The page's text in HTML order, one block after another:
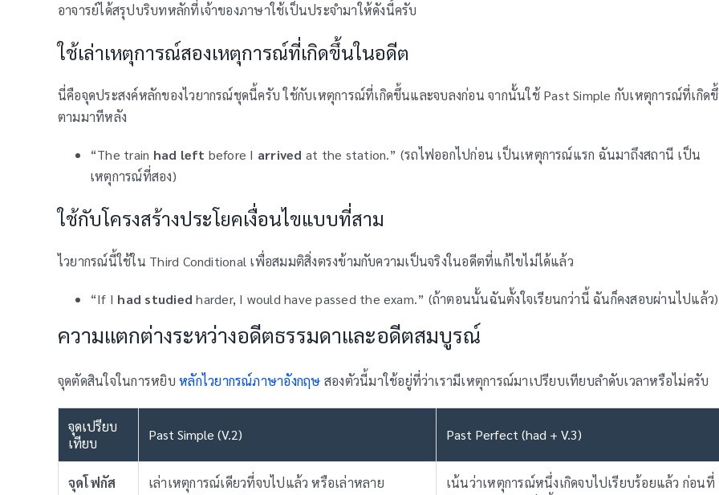
อาจารย์ได้สรุปบริบทหลักที่เจ้าของภาษาใช้เป็นประจำมาให้ดังนี้ครับ
ใช้เล่าเหตุการณ์สองเหตุการณ์ที่เกิดขึ้นในอดีต
นี่คือจุดประสงค์หลักของไวยากรณ์ชุดนี้ครับ ใช้กับเหตุการณ์ที่เกิดขึ้นและจบลงก่อน จากนั้นใช้ Past Simple กับเหตุการณ์ที่เกิด
ตามมาทีหลัง
“The train had left before I arrived at the station.” (รถไฟออกไปก่อน เป็นเหตุการณ์แรก ฉันมาถึงสถานี เป็น
เหตุการณ์ที่สอง)
ใช้กับโครงสร้างประโยคเงื่อนไขแบบที่สาม
ไวยากรณ์นี้ใช้ใน Third Conditional เพื่อสมมติสิ่งตรงข้ามกับความเป็นจริงในอดีตที่แก้ไขไม่ได้แล้ว
“If I had studied harder, I would have passed the exam.” (ถ้าตอนนั้นฉันตั้งใจเรียนกว่านี้ ฉันก็คงสอบผ่านไปแล้ว)
ความแตกต่างระหว่างอดีตธรรมดาและอดีตสมบูรณ์
จุดตัดสินใจในการหยิบหลักไวยากรณ์ภาษาอังกฤษ สองตัวนี้มาใช้อยู่ที่ว่าเรามีเหตุการณ์มาเปรียบเทียบลำดับเวลาหรือไม่ครับ
จุดเปรียบ
เทียบ
Past Simple (V.2) Past Perfect (had + V.3)
จุดโฟกัส
เล่าเหตุการณ์เดียวที่จบไปแล้ว หรือเล่าหลาย
เน้นว่าเหตุการณ์หนึ่งเกิดจบไปเรียบร้อยแล้ว ก่อนที่